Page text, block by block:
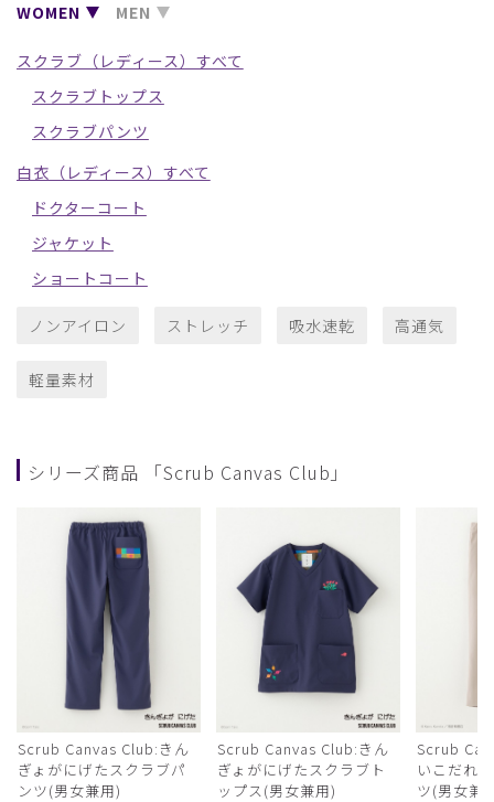
WOMEN MEN
スクラブ（レディース）すべて
スクラブトップス
スクラブパンツ
白衣（レディース）すべて
ドクターコート
ジャケット
ショートコート
ノンアイロン ストレッチ 吸水速乾 高通気
軽量素材
シリーズ商品 「Scrub Canvas Club」
Scrub Canvas Club:きん
ぎょがにげたスクラブパ
ンツ(男女兼用)
Scrub Canvas Club:きん
ぎょがにげたスクラブト
ップス(男女兼用)
Scrub
いこだれ
ツ(男女兼